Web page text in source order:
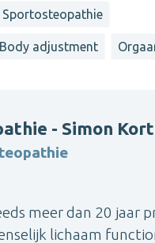
Sportosteopathie
Body adjustment
- Simon
meer dan 20 jaar
lichaam